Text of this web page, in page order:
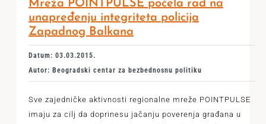
Mreža POINTPULSE počela rad na
unapređenju integriteta policija
Zapadnog Balkana
Datum: 03.03.2015.
Autor: Beogradski centar za bezbednosnu politiku
Sve zajedničke aktivnosti regionalne mreže POINTPULSE
imaju za cilj da doprinesu jačanju poverenja građana u